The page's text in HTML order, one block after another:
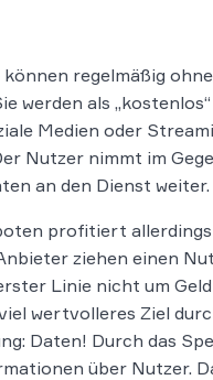
regelmäßig
werden als
Medien oder
Nutzer nimmt im
an den Dienst weiter.
profitiert
ziehen einen
Linie nicht um
wertvolleres Ziel
Daten! Durch das
über Nutzer.